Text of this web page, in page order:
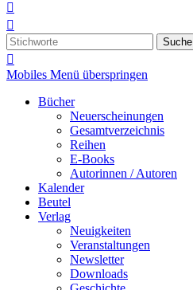


Suche

Mobiles Menü überspringen
Bücher
Neuerscheinungen
Gesamtverzeichnis
Reihen
E-Books
Autorinnen / Autoren
Kalender
Beutel
Verlag
Neuigkeiten
Veranstaltungen
Newsletter
Downloads